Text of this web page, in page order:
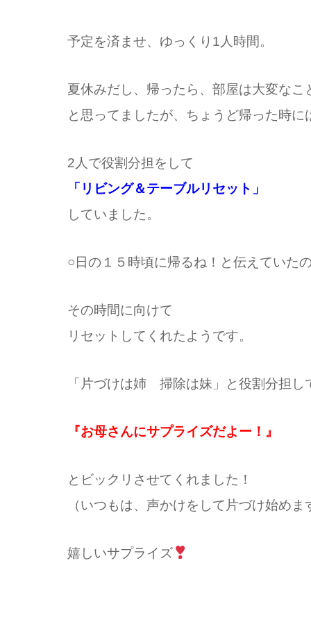
予定を済ませ、ゆっくり1人時間。
夏休みだし、帰ったら、部屋は大変なこ
と思ってましたが、 ちょうど帰った時に
2人で役割分担をして
「 リビング＆テーブルリセット」
していました。
○日の１５時頃に帰るね！ と伝えていた
その時間に向けて
リセットしてくれたようです。
「片づけは姉 掃除は妹」と役割分担し
『お母さんにサプライズだよー！』
とビックリさせてくれました！
（いつもは、声かけをして片づけ始めま
嬉しいサプライズ